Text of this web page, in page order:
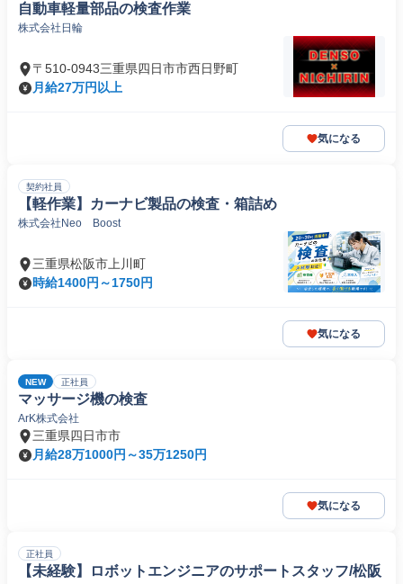
自動車軽量部品の検査作業
株式会社日輪
〒510-0943三重県四日市市西日野町
月給27万円以上
気になる
契約社員
【軽作業】カーナビ製品の検査・箱詰め
株式会社Neo Boost
三重県松阪市上川町
時給1400円～1750円
気になる
NEW 正社員
マッサージ機の検査
ArK株式会社
三重県四日市市
月給28万1000円～35万1250円
気になる
正社員
【未経験】ロボットエンジニアのサポートスタッフ/松阪